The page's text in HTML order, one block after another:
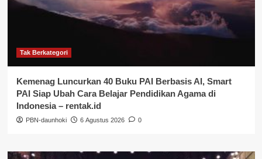
Tak Berkategori
Kemenag Luncurkan 40 Buku PAI Berbasis AI, Smart
PAI Siap Ubah Cara Belajar Pendidikan Agama di
Indonesia – rentak.id
PBN-daunhoki 6 Agustus 2026 0